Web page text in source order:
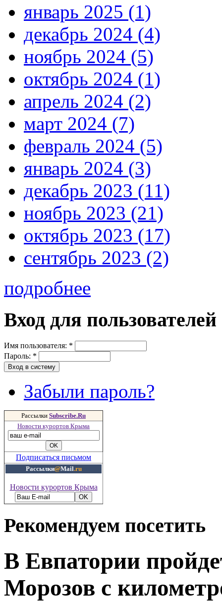
январь 2025 (1)
декабрь 2024 (4)
ноябрь 2024 (5)
октябрь 2024 (1)
апрель 2024 (2)
март 2024 (7)
февраль 2024 (5)
январь 2024 (3)
декабрь 2023 (11)
ноябрь 2023 (21)
октябрь 2023 (17)
сентябрь 2023 (2)
подробнее
Вход для пользователей
Имя пользователя: *
Пароль: *
Забыли пароль?
Рассылки Subscribe.Ru
Новости курортов Крыма
Подписаться письмом
Рассылки@Mail.ru
Новости курортов Крыма
Рекомендуем посетить
В Евпатории
Морозов с